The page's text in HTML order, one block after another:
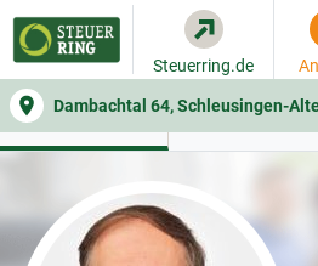
Dambachtal 64, Schleusingen-
Steuerring.de
WER SIE BERÄT